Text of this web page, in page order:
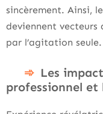
sincèrement. Ainsi,
deviennent vecteurs
par l’agitation seule.
Les
professionnel et